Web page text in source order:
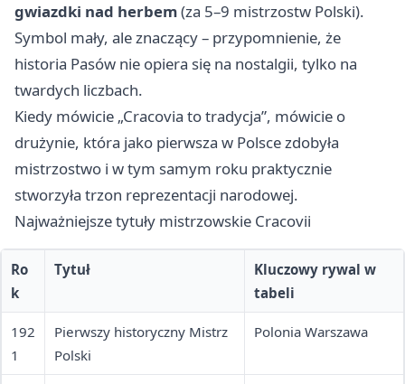
gwiazdki nad herbem(za 5–9 mistrzostw Polski).
Symbol mały, ale znaczący – przypomnienie, że
historia Pasów nie opiera się na nostalgii, tylko na
twardych liczbach.
Kiedy mówicie „Cracovia to tradycja”, mówicie o
drużynie, która jako pierwsza w Polsce zdobyła
mistrzostwo i w tym samym roku praktycznie
stworzyła trzon reprezentacji narodowej.
Najważniejsze tytuły mistrzowskie Cracovii
Ro
k
Tytuł
Kluczowy rywal w
tabeli
192
1
Pierwszy historyczny Mistrz
Polski
Polonia Warszawa